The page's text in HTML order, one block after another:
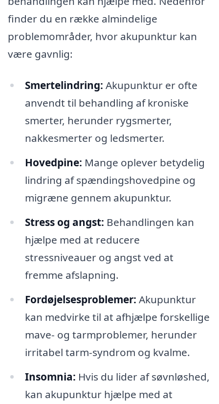
finder du en række almindelige
problemområder, hvor akupunktur kan
være gavnlig:
Smertelindring: Akupunktur er ofte
anvendt til behandling af kroniske
smerter, herunder rygsmerter,
nakkesmerter og ledsmerter.
Hovedpine: Mange oplever betydelig
lindring af spændingshovedpine og
migræne gennem akupunktur.
Stress og angst: Behandlingen kan
hjælpe med at reducere
stressniveauer og angst ved at
fremme afslapning.
Fordøjelsesproblemer: Akupunktur
kan medvirke til at afhjælpe forskellige
mave- og tarmproblemer, herunder
irritabel tarm-syndrom og kvalme.
Insomnia: Hvis du lider af søvnløshed,
kan akupunktur hjælpe med at